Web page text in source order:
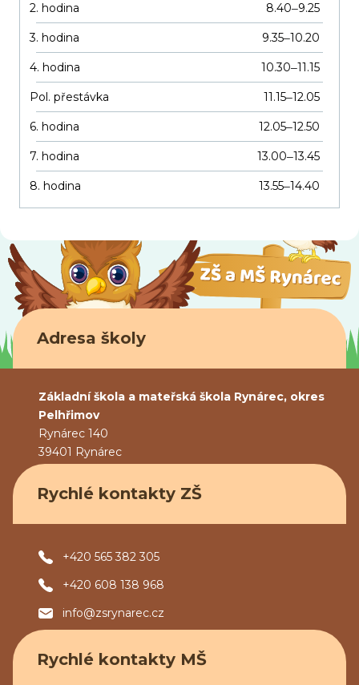
2. hodina 8.40–9.25
3. hodina 9.35–10.20
4. hodina 10.30–11.15
Pol. přestávka 11.15–12.05
6. hodina 12.05–12.50
7. hodina 13.00–13.45
8. hodina 13.55–14.40
Adresa školy
Základní škola a mateřská škola Rynárec, okres
Pelhřimov
Rynárec 140
39401 Rynárec
Rychlé kontakty ZŠ
+420 565 382 305
+420 608 138 968
info@zsrynarec.cz
Rychlé kontakty MŠ